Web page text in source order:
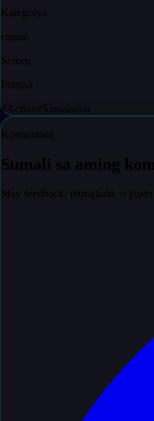
Kategorya
casual
Screen
Portrait
# Action # Simulation
Komunidad
Sumali sa aming
May feedback, mungkahi, o